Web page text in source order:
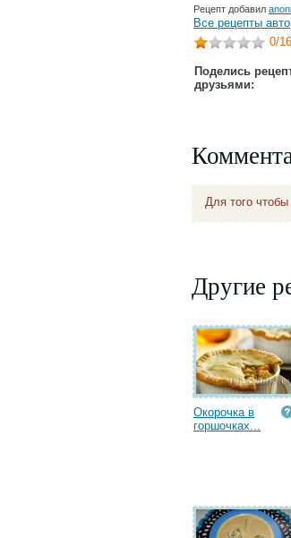
Рецепт добавил
Все рецепты
0/
Поделись
друзьями:
Для того
Другие
Окорочка в
горшочках...